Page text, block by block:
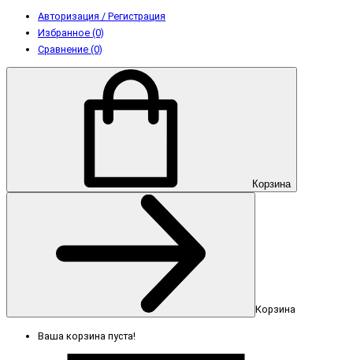
Авторизация / Регистрация
Избранное (0)
Сравнение (0)
Корзина
Корзина
Ваша корзина пуста!